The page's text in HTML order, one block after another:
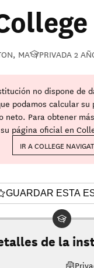
MA PRIVADA 2
no dispone de
podamos calcular
neto. Para obtener
página oficial en
IR A COLLEGE
GUARDAR ESTA
de la